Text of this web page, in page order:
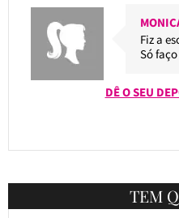
Fiz a
Só
DÊ O SEU
TEM